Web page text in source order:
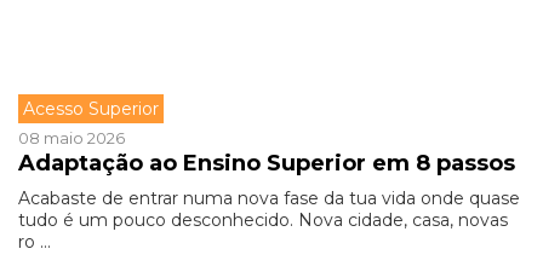
Acesso Superior
08 maio 2026
Adaptação ao Ensino Superior em 8 passos
Acabaste de entrar numa nova fase da tua vida onde quase
tudo é um pouco desconhecido. Nova cidade, casa, novas
ro ...